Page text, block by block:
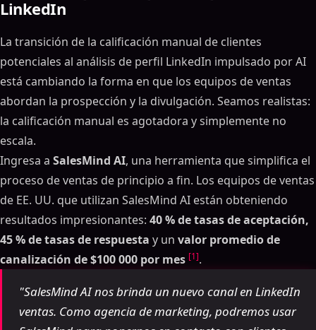
LinkedIn
La transición de la calificación manual de clientes
potenciales al análisis de perfil LinkedIn impulsado por AI
está cambiando la forma en que los equipos de ventas
abordan la prospección y la divulgación. Seamos realistas:
la calificación manual es agotadora y simplemente no
escala.
Ingresa a SalesMind AI, una herramienta que simplifica el
proceso de ventas de principio a fin. Los equipos de ventas
de EE. UU. que utilizan SalesMind AI están obteniendo
resultados impresionantes: 40 % de tasas de aceptación,
45 % de tasas de respuesta y un valor promedio de
canalización de $100 000 por mes [1].
"SalesMind AI nos brinda un nuevo canal en LinkedIn
ventas. Como agencia de marketing, podremos usar